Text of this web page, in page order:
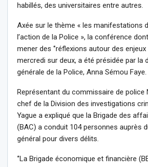
habillés, des universitaires entre autres.
Axée sur le thème « les manifestations
l’action de la Police », la conférence
mener des ‘’réflexions autour des enjeux
mercredi sur deux, a été présidée par la
générale de la Police, Anna Sémou Faye.
Représentant du commissaire de police
chef de la Division des investigations
Yague a expliqué que la Brigade des
(BAC) a conduit 104 personnes auprès
général pour divers délits.
‘’La Brigade économique et financière